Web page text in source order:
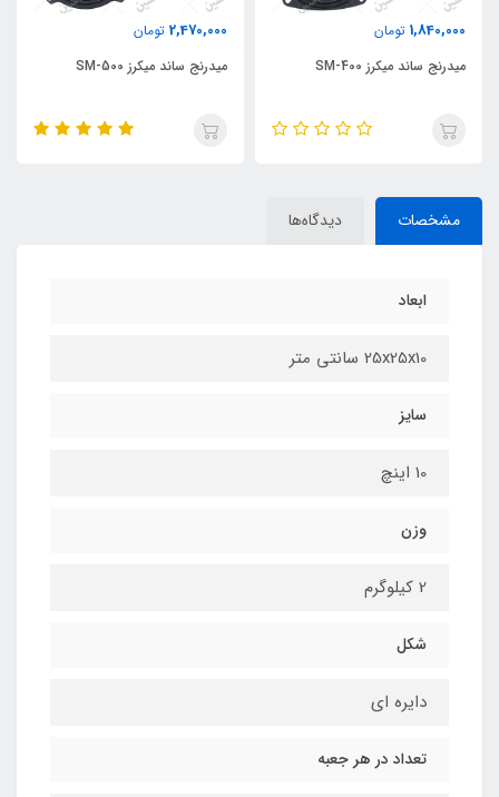
1,840,000 تومان
میدرنج ساند میکرز SM-400
2,470,000 تومان
میدرنج ساند میکرز SM-500
مشخصات دیدگاه‌ها
ابعاد
25x25x10 سانتی متر
سایز
10 اینچ
وزن
2 کیلوگرم
شکل
دایره ای
تعداد در هر جعبه